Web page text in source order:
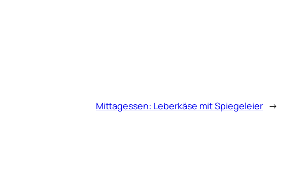
Mittagessen: Leberkäse mit Spiegeleier →